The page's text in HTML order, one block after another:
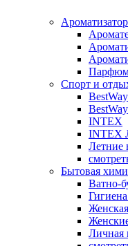
Спорт и
BestWay
INTEX
INTEX
Летние
Бытовая
Ватно-
Личная